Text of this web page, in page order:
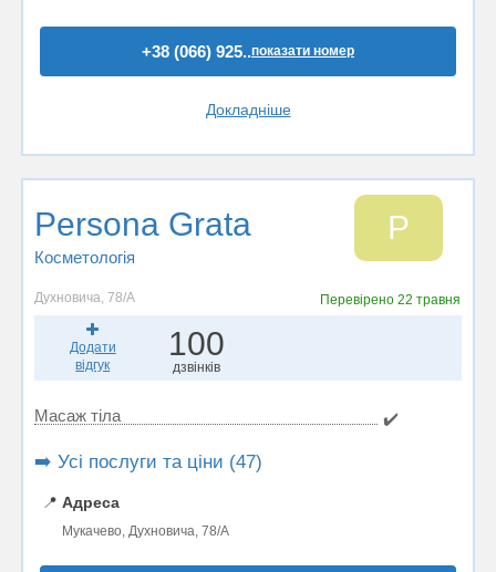
+38 (066) 925..показати номер
Докладніше
Persona Grata
Косметологія
P
Духновича, 78/А Перевірено22 травня
Додати
відгук
100
дзвінків
Масаж тіла ✔️
➡️ Усі послуги та ціни (47)
📍 Адреса
Мукачево, Духновича, 78/А